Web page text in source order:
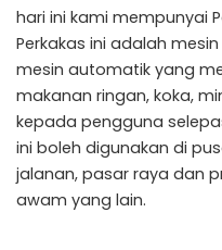
hari ini kami mempunyai
Perkakas ini adalah
mesin automatik yang
makanan ringan, koka,
kepada pengguna
ini boleh digunakan di
jalanan, pasar raya dan
awam yang lain.